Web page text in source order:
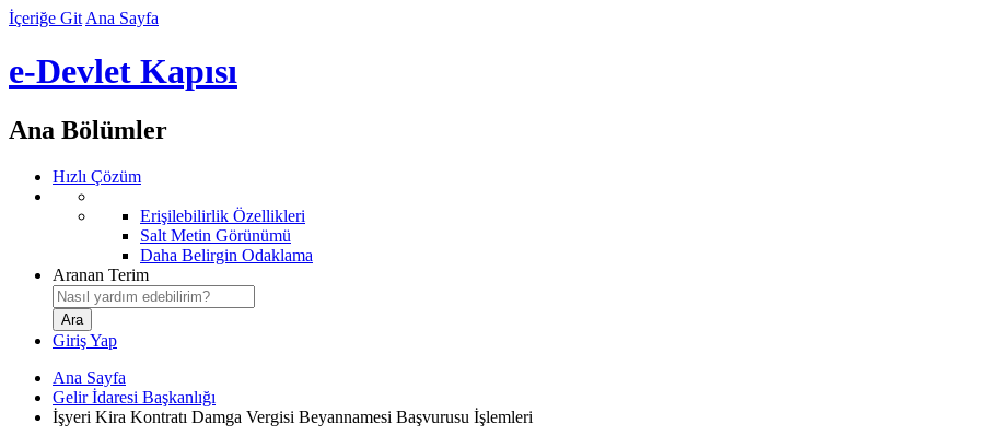
İçeriğe Git Ana Sayfa
e-Devlet Kapısı
Ana Bölümler
Hızlı Çözüm
Erişilebilirlik Özellikleri
Salt Metin Görünümü
Daha Belirgin Odaklama
Aranan Terim
Giriş Yap
Ana Sayfa
Gelir İdaresi Başkanlığı
İşyeri Kira Kontratı Damga Vergisi Beyannamesi Başvurusu İşlemleri